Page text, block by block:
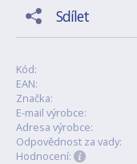
Sdílet
Kód:
EAN:
Značka:
E-mail výrobce:
Adresa výrobce:
Odpovědnost za vady:
Hodnocení: